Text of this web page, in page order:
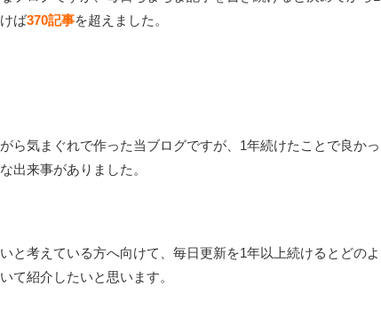
ば370記事を超えました。
ら気まぐれで作った当ブログですが、1年続けたことで良かっ
出来事がありました。
と考えている方へ向けて、毎日更新を1年以上続けるとどのよ
て紹介したいと思います。